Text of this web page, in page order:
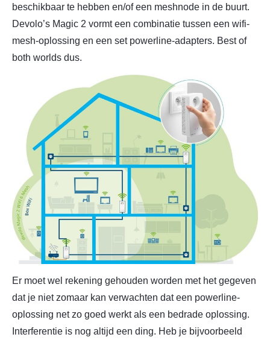
beschikbaar te hebben en/of een meshnode in de buurt.
Devolo’s Magic 2 vormt een combinatie tussen een wifi-
mesh-oplossing en een set powerline-adapters. Best of
both worlds dus.
Er moet wel rekening gehouden worden met het gegeven
dat je niet zomaar kan verwachten dat een powerline-
oplossing net zo goed werkt als een bedrade oplossing.
Interferentie is nog altijd een ding. Heb je bijvoorbeeld